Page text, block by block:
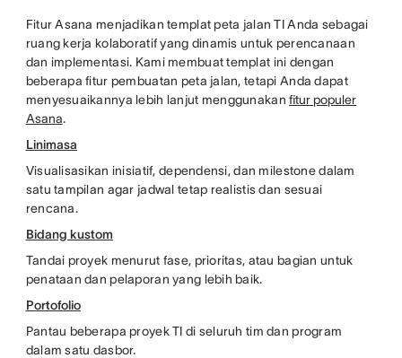
Fitur Asana menjadikan templat peta jalan TI Anda sebagai
ruang kerja kolaboratif yang dinamis untuk perencanaan
dan implementasi. Kami membuat templat ini dengan
beberapa fitur pembuatan peta jalan, tetapi Anda dapat
menyesuaikannya lebih lanjut menggunakanfitur populer
Asana.
Linimasa
Visualisasikan inisiatif, dependensi, dan milestone dalam
satu tampilan agar jadwal tetap realistis dan sesuai
rencana.
Bidang kustom
Tandai proyek menurut fase, prioritas, atau bagian untuk
penataan dan pelaporan yang lebih baik.
Portofolio
Pantau beberapa proyek TI di seluruh tim dan program
dalam satu dasbor.